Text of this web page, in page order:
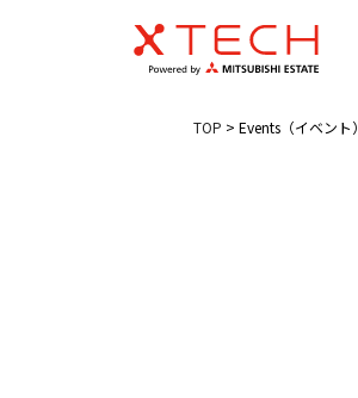
TOP > Events（イベント）